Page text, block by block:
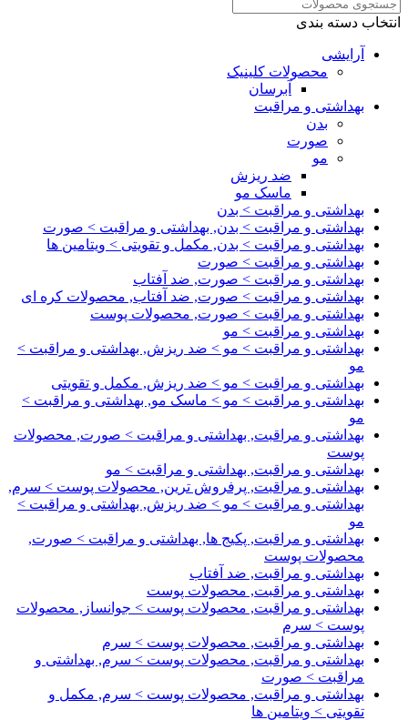
انتخاب دسته بندی
آرایشی
محصولات کلینیک
آبرسان
بهداشتی و مراقبت
بدن
صورت
مو
ضد ریزش
ماسک مو
بهداشتی و مراقبت > بدن
بهداشتی و مراقبت > بدن, بهداشتی و مراقبت > صورت
بهداشتی و مراقبت > بدن, مکمل و تقویتی > ویتامین ها
بهداشتی و مراقبت > صورت
بهداشتی و مراقبت > صورت, ضد آفتاب
بهداشتی و مراقبت > صورت, ضد آفتاب, محصولات کره ای
بهداشتی و مراقبت > صورت, محصولات پوست
بهداشتی و مراقبت > مو
بهداشتی و مراقبت > مو > ضد ریزش, بهداشتی و مراقبت >
مو
بهداشتی و مراقبت > مو > ضد ریزش, مکمل و تقویتی
بهداشتی و مراقبت > مو > ماسک مو, بهداشتی و مراقبت >
مو
بهداشتی و مراقبت, بهداشتی و مراقبت > صورت, محصولات
پوست
بهداشتی و مراقبت, بهداشتی و مراقبت > مو
بهداشتی و مراقبت, پرفروش ترین, محصولات پوست > سرم,
بهداشتی و مراقبت > مو > ضد ریزش, بهداشتی و مراقبت >
مو
بهداشتی و مراقبت, پکیج ها, بهداشتی و مراقبت > صورت,
محصولات پوست
بهداشتی و مراقبت, ضد آفتاب
بهداشتی و مراقبت, محصولات پوست
بهداشتی و مراقبت, محصولات پوست > جوانساز, محصولات
پوست > سرم
بهداشتی و مراقبت, محصولات پوست > سرم
بهداشتی و مراقبت, محصولات پوست > سرم, بهداشتی و
مراقبت > صورت
بهداشتی و مراقبت, محصولات پوست > سرم, مکمل و
تقویتی > ویتامین ها